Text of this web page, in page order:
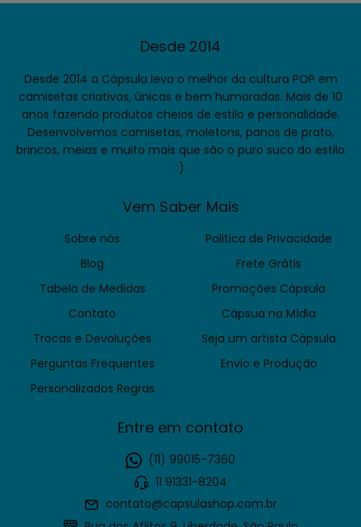
Desde 2014
Desde 2014 a Cápsula leva o melhor da cultura POP em
camisetas criativas, únicas e bem humoradas. Mais de 10
anos fazendo produtos cheios de estilo e personalidade.
Desenvolvemos camisetas, moletons, panos de prato,
brincos, meias e muito mais que são o puro suco do estilo
:)
Vem Saber Mais
Sobre nós
Blog
Tabela de Medidas
Contato
Trocas e Devoluções
Perguntas Frequentes
Personalizados Regras
Politica de Privacidade
Frete Grátis
Promoções Cápsula
Cápsua na Mídia
Seja um artista Cápsula
Envio e Produção
Entre em contato
(11) 99015-7360
11 91331-8204
contato@capsulashop.com.br